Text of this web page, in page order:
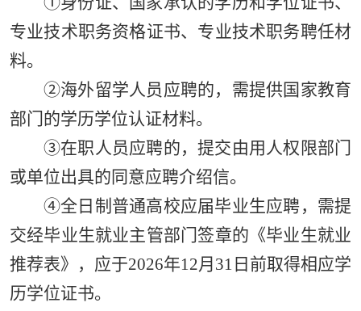
专业技术职务资格证书、专业技术职务聘任材
料。
②海外留学人员应聘的，需提供国家教育
部门的学历学位认证材料。
③在职人员应聘的，提交由用人权限部门
或单位出具的同意应聘介绍信。
④全日制普通高校应届毕业生应聘，需提
交经毕业生就业主管部门签章的《毕业生就业
推荐表》，应于2026年12月31日前取得相应学
历学位证书。